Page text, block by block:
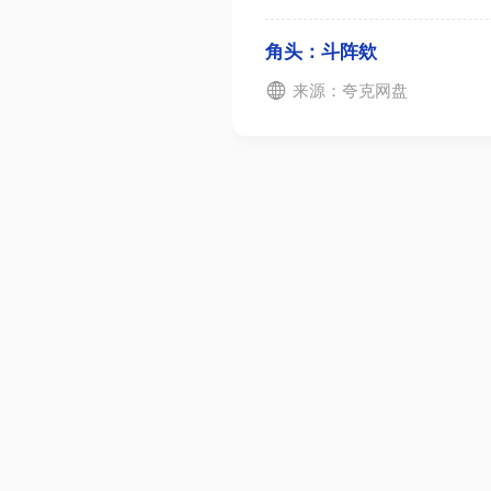
角头：斗阵欸
来源：夸克网盘